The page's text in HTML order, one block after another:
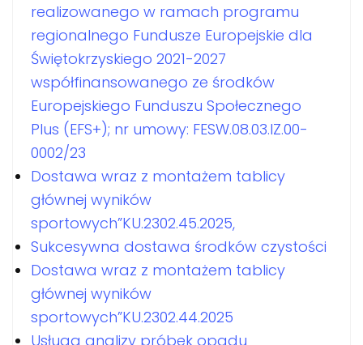
realizowanego w ramach programu
regionalnego Fundusze Europejskie dla
Świętokrzyskiego 2021-2027
współfinansowanego ze środków
Europejskiego Funduszu Społecznego
Plus (EFS+); nr umowy: FESW.08.03.IZ.00-
0002/23
Dostawa wraz z montażem tablicy
głównej wyników
sportowych”KU.2302.45.2025,
Sukcesywna dostawa środków czystości
Dostawa wraz z montażem tablicy
głównej wyników
sportowych”KU.2302.44.2025
Usługa analizy próbek opadu